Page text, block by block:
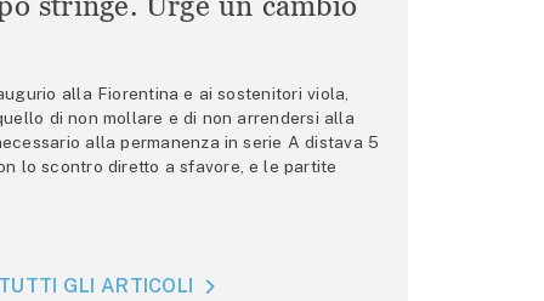
alla Fiorentina e ai sostenitori viola,
di non mollare e di non arrendersi alla
alla permanenza in serie A distava 5
lo scontro diretto a sfavore, e le partite
GLI ARTICOLI